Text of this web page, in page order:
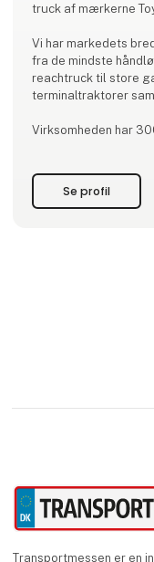
truck af mærkerne
Vi har markedets
fra de mindste
reachtruck til store
terminaltraktorer
Virksomheden har
Mere end hver 3.
Handling.
Se profil
Transportmessen er en